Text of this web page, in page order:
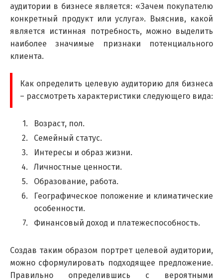
аудитории в бизнесе является: «Зачем покупателю
конкретный продукт или услуга». Выяснив, какой
является истинная потребность, можно выделить
наиболее значимые признаки потенциального
клиента.
Как определить целевую аудиторию для бизнеса
– рассмотреть характеристики следующего вида:
Возраст, пол.
Семейный статус.
Интересы и образ жизни.
Личностные ценности.
Образование, работа.
Географическое положение и климатические
особенности.
Финансовый доход и платежеспособность.
Создав таким образом портрет целевой аудитории,
можно сформулировать подходящее предложение.
Правильно определившись с вероятными